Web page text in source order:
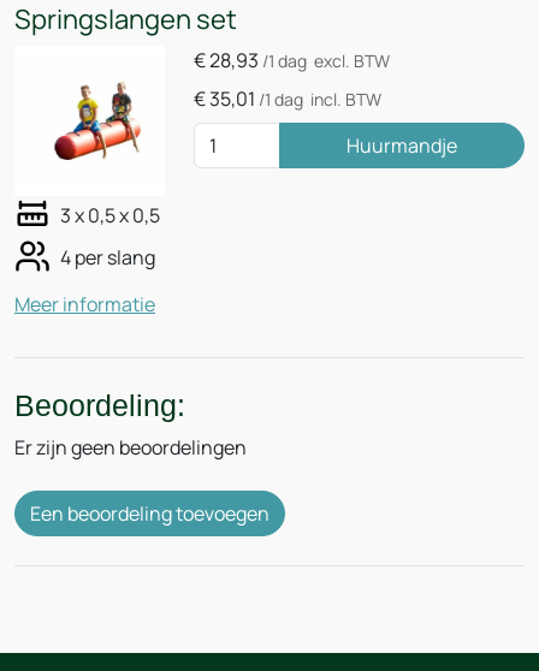
Springslangen set
€28,93 /1 dag excl. BTW
€35,01 /1 dag incl. BTW
Huurmandje
3 x 0,5 x 0,5
4 per slang
Meer informatie
Beoordeling:
Er zijn geen beoordelingen
Een beoordeling toevoegen